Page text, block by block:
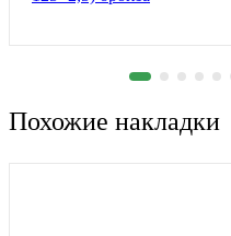
Похожие накладки